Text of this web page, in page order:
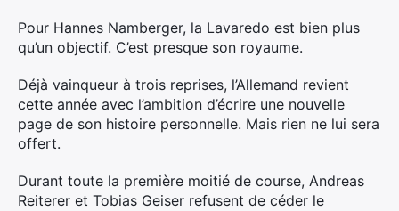
Pour Hannes Namberger, la Lavaredo est bien plus
qu’un objectif. C’est presque son royaume.
Déjà vainqueur à trois reprises, l’Allemand revient
cette année avec l’ambition d’écrire une nouvelle
page de son histoire personnelle. Mais rien ne lui sera
offert.
Durant toute la première moitié de course, Andreas
Reiterer et Tobias Geiser refusent de céder le